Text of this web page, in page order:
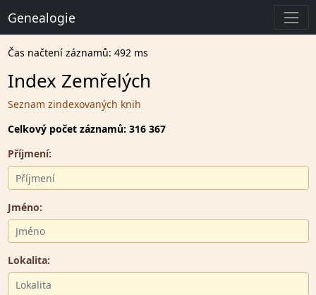
Genealogie
Čas načtení záznamů: 492 ms
Index Zemřelých
Seznam zindexovaných knih
Celkový počet záznamů: 316 367
Příjmení:
Jméno:
Lokalita: